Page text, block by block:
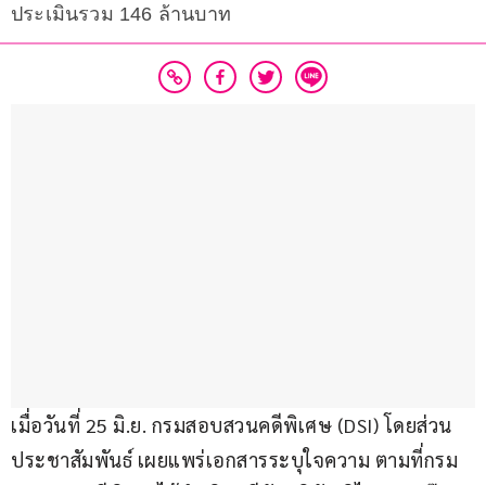
ประเมินรวม 146 ล้านบาท
เมื่อวันที่ 25 มิ.ย. กรมสอบสวนคดีพิเศษ (DSI) โดยส่วน
ประชาสัมพันธ์ เผยแพร่เอกสารระบุใจความ ตามที่กรม